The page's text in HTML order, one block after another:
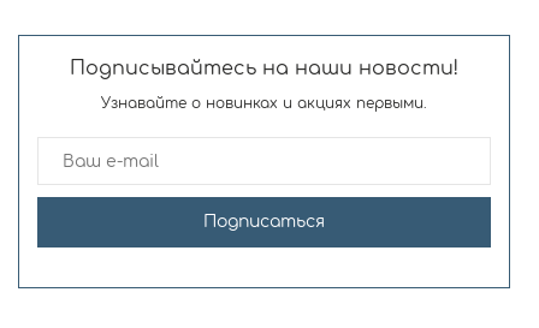
Подписывайтесь на наши новости!
Узнавайте о новинках и акциях первыми.
Подписаться